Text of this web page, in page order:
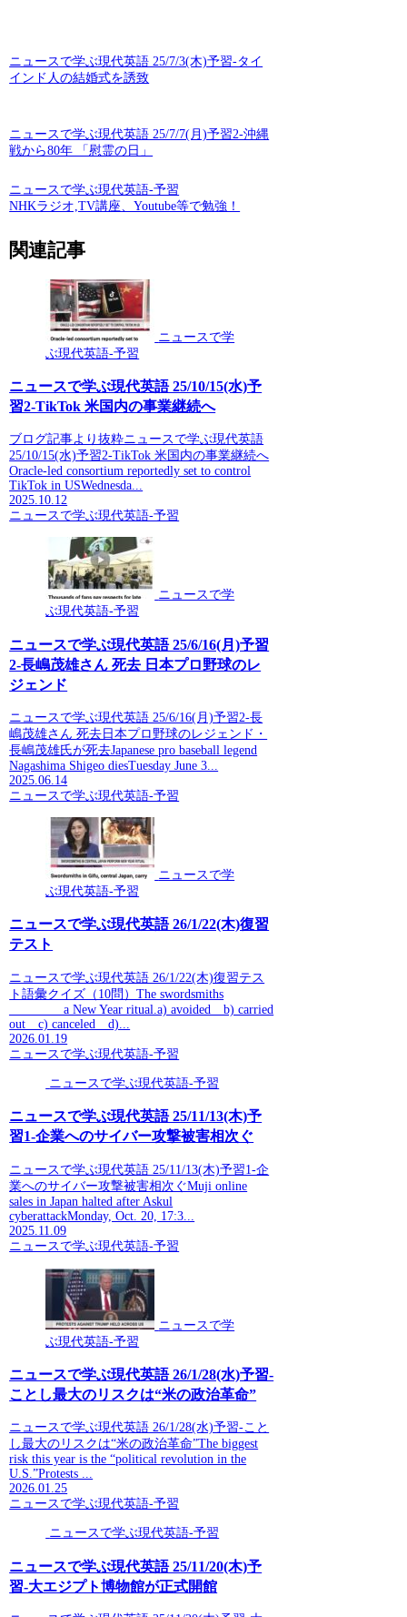
ニュースで学ぶ現代英語 25/7/3(木)予習-タイ
インド人の結婚式を誘致
ニュースで学ぶ現代英語 25/7/7(月)予習2-沖縄
戦から80年 「慰霊の日」
ニュースで学ぶ現代英語-予習
NHKラジオ,TV講座、Youtube等で勉強！
関連記事
ニュースで学
ぶ現代英語-予習
ニュースで学ぶ現代英語 25/10/15(水)予
習2-TikTok 米国内の事業継続へ
ブログ記事より抜粋ニュースで学ぶ現代英語
25/10/15(水)予習2-TikTok 米国内の事業継続へ
Oracle-led consortium reportedly set to control
TikTok in USWednesda...
2025.10.12
ニュースで学ぶ現代英語-予習
ニュースで学
ぶ現代英語-予習
ニュースで学ぶ現代英語 25/6/16(月)予習
2-長嶋茂雄さん 死去 日本プロ野球のレ
ジェンド
ニュースで学ぶ現代英語 25/6/16(月)予習2-長
嶋茂雄さん 死去日本プロ野球のレジェンド・
長嶋茂雄氏が死去Japanese pro baseball legend
Nagashima Shigeo diesTuesday June 3...
2025.06.14
ニュースで学ぶ現代英語-予習
ニュースで学
ぶ現代英語-予習
ニュースで学ぶ現代英語 26/1/22(木)復習
テスト
ニュースで学ぶ現代英語 26/1/22(木)復習テス
ト語彙クイズ（10問）The swordsmiths
________ a New Year ritual.a) avoided b) carried
out c) canceled d)...
2026.01.19
ニュースで学ぶ現代英語-予習
ニュースで学ぶ現代英語-予習
ニュースで学ぶ現代英語 25/11/13(木)予
習1-企業へのサイバー攻撃被害相次ぐ
ニュースで学ぶ現代英語 25/11/13(木)予習1-企
業へのサイバー攻撃被害相次ぐMuji online
sales in Japan halted after Askul
cyberattackMonday, Oct. 20, 17:3...
2025.11.09
ニュースで学ぶ現代英語-予習
ニュースで学
ぶ現代英語-予習
ニュースで学ぶ現代英語 26/1/28(水)予習-
ことし最大のリスクは“米の政治革命”
ニュースで学ぶ現代英語 26/1/28(水)予習-こと
し最大のリスクは“米の政治革命”The biggest
risk this year is the “political revolution in the
U.S.”Protests ...
2026.01.25
ニュースで学ぶ現代英語-予習
ニュースで学ぶ現代英語-予習
ニュースで学ぶ現代英語 25/11/20(木)予
習-大エジプト博物館が正式開館